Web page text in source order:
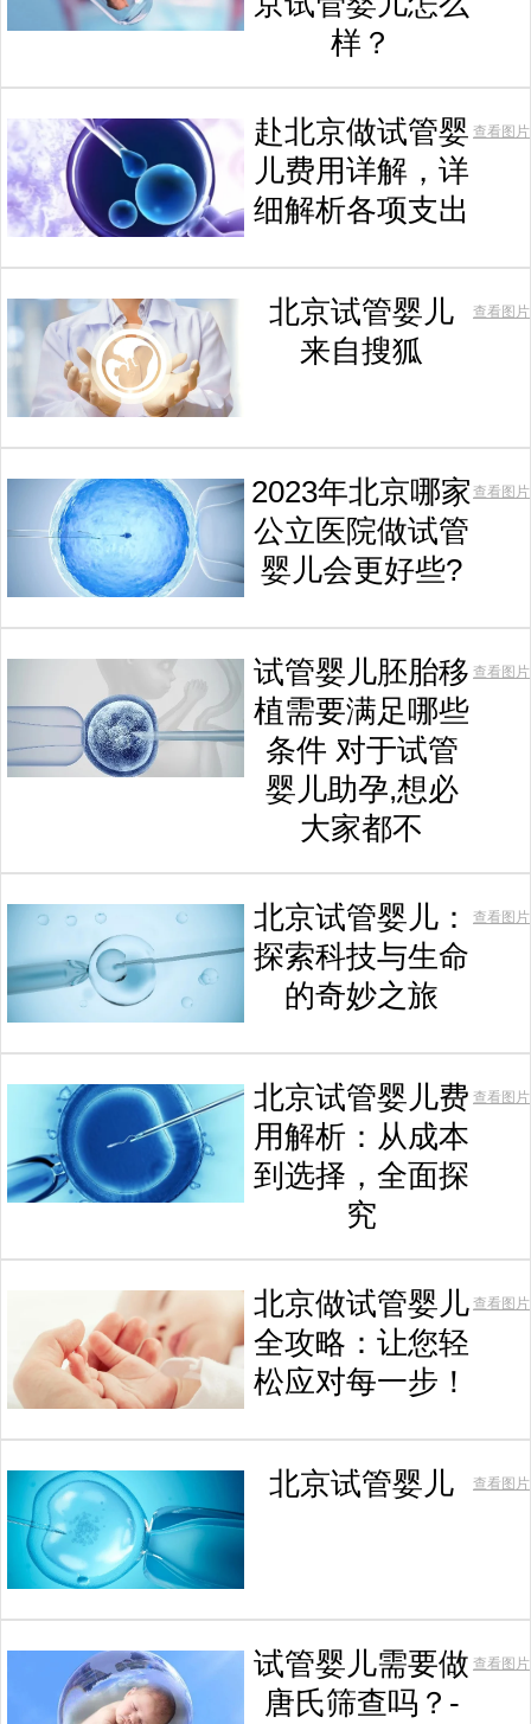
样？
赴北京做试管婴
儿费用详解，详
细解析各项支出
查看图片
北京试管婴儿
来自搜狐
查看图片
2023年北京哪家
公立医院做试管
婴儿会更好些?
查看图片
试管婴儿胚胎移
植需要满足哪些
条件 对于试管
婴儿助孕,想必
大家都不
查看图片
北京试管婴儿：
探索科技与生命
的奇妙之旅
查看图片
北京试管婴儿费
用解析：从成本
到选择，全面探
究
查看图片
北京做试管婴儿
全攻略：让您轻
松应对每一步！
查看图片
北京试管婴儿 查看图片
试管婴儿需要做
唐氏筛查吗？-
查看图片